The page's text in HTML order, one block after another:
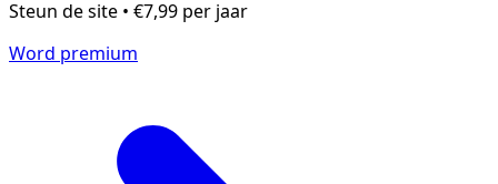
Steun de site • €7,99 per jaar
Word premium